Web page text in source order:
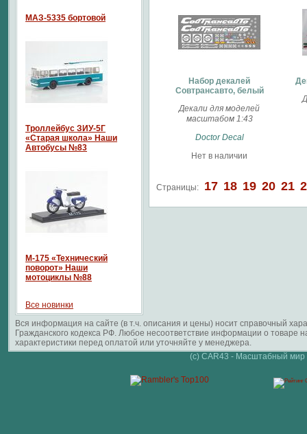
Набор декалей
Совтрансавто, белый
Декали для моделей
масштабом 1:43
Doctor Decal
Нет в наличии
Страницы: 17 18 19 20 21
МАЗ-5335 бортовой
Троллейбус ЗИУ-5Г
«Старая школа» Наши
Автобусы №83
М-175 «Технический
поворот» Наши
мотоциклы №88
Все новинки
Вся информация на сайте (в т.ч. описания и цены) носит справочный
Гражданского кодекса РФ. Любое несоответствие информации о
характеристики перед оплатой или уточняйте у менеджера.
(c) CAR43 - Масштабный мир